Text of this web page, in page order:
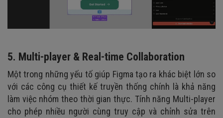
5. Multi-player & Real-time Collaboration
Một trong những yếu tố giúp Figma tạo ra khác biệt lớn so
với các công cụ thiết kế truyền thống chính là khả năng
làm việc nhóm theo thời gian thực. Tính năng Multi-player
cho phép nhiều người cùng truy cập và chỉnh sửa trên